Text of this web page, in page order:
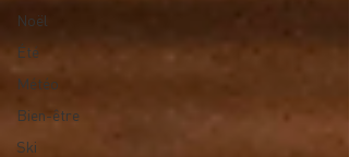
Noël
Été
Météo
Bien-être
Ski